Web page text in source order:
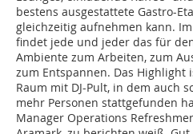
bestens ausgestattete Gastro-
gleichzeitig aufnehmen kann.
findet jede und jeder das für
Ambiente zum Arbeiten, zum
zum Entspannen. Das Highlight
Raum mit DJ-Pult, in dem auch
mehr Personen stattgefunden
Manager Operations